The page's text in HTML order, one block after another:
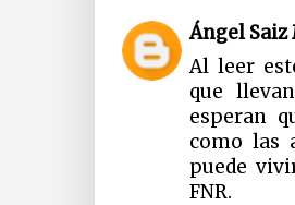
Ángel Saiz
Al leer
que
esperan
como las
puede
FNR.